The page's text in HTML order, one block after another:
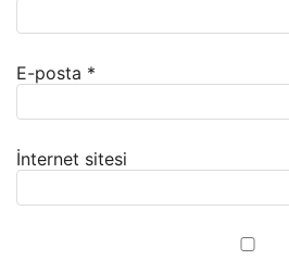
E-posta *
İnternet sitesi